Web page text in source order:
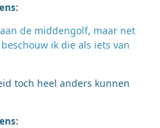
de middengolf, maar net
ik die als iets van
toch heel anders kunnen